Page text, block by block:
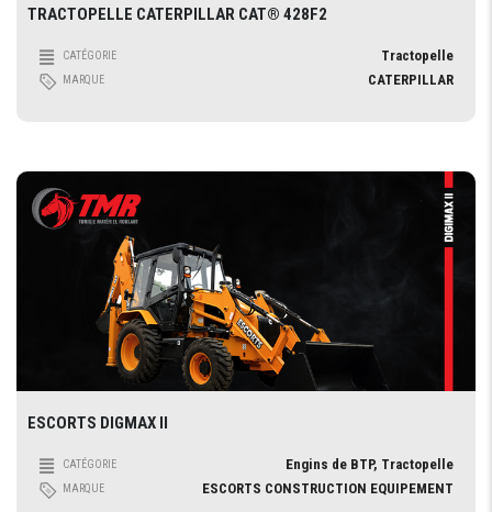
TRACTOPELLE CATERPILLAR CAT® 428F2
CATÉGORIE Tractopelle
MARQUE CATERPILLAR
ESCORTS DIGMAX II
CATÉGORIE Engins de BTP, Tractopelle
MARQUE ESCORTS CONSTRUCTION EQUIPEMENT